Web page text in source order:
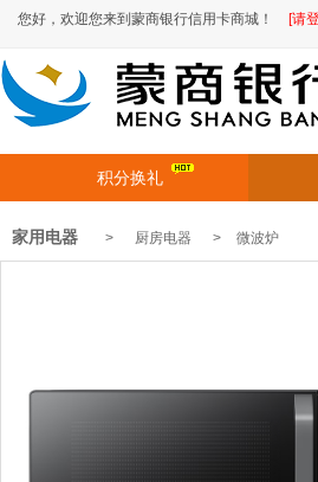
您好，欢迎您来到蒙商银行信用卡商城！ [请
积分换礼
家用电器 > 厨房电器 > 微波炉